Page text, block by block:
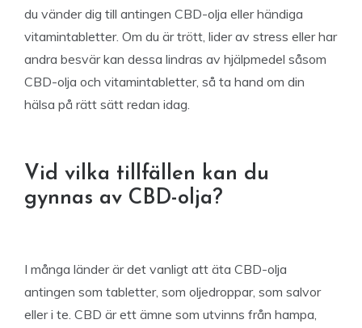
du vänder dig till antingen CBD-olja eller händiga
vitamintabletter. Om du är trött, lider av stress eller har
andra besvär kan dessa lindras av hjälpmedel såsom
CBD-olja och vitamintabletter, så ta hand om din
hälsa på rätt sätt redan idag.
Vid vilka tillfällen kan du
gynnas av CBD-olja?
I många länder är det vanligt att äta CBD-olja
antingen som tabletter, som oljedroppar, som salvor
eller i te. CBD är ett ämne som utvinns från hampa,